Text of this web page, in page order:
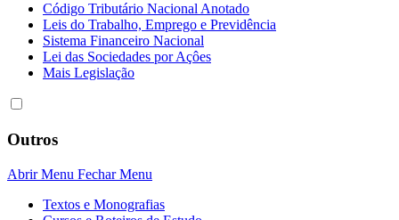
Código Tributário Nacional Anotado
Leis do Trabalho, Emprego e Previdência
Sistema Financeiro Nacional
Lei das Sociedades por Açôes
Mais Legislação
Outros
Abrir Menu Fechar Menu
Textos e Monografias